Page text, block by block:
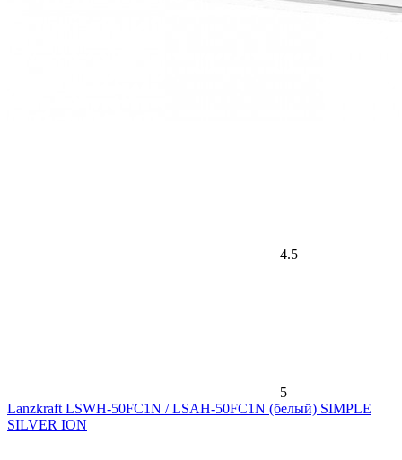
4.5
5
Lanzkraft LSWH-50FC1N / LSAH-50FC1N (белый) SIMPLE
SILVER ION